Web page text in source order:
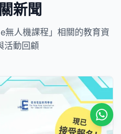
新聞
無人機課程」相關的教育資
活動回顧